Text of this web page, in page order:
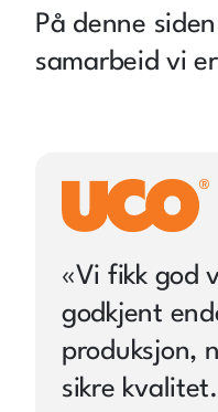
På denne
samarbeid vi
«Vi fikk god
godkjent
produksjon,
sikre